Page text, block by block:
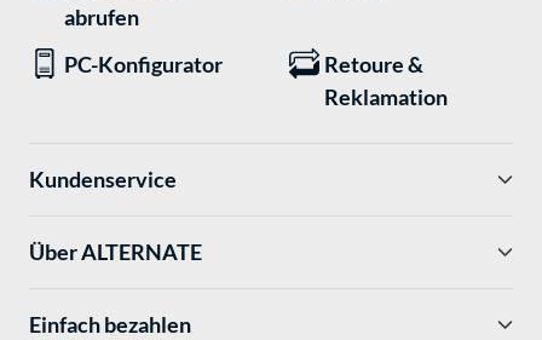
abrufen
PC-Konfigurator
Retoure &
Reklamation
Kundenservice
Über ALTERNATE
Einfach bezahlen